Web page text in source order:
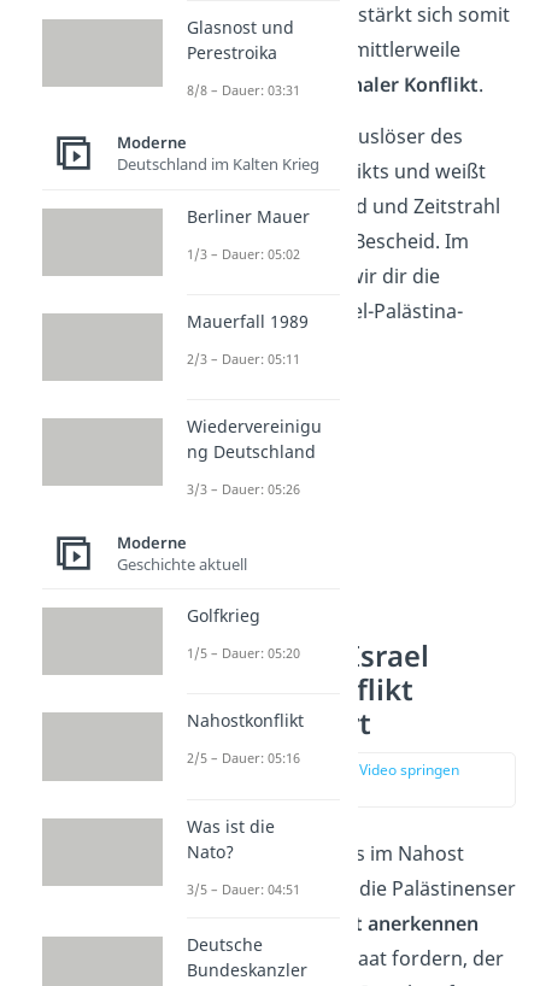
Palästina Konflikt verstärkt sich somit
immer mehr und ist mittlerweile
sogar eininternationaler Konflikt.
Jetzt kennst du den Auslöser des
Israel Palästina Konflikts und weißt
über den Hintergrund und Zeitstrahl
des Nahostkonflikts Bescheid. Im
Folgenden erklären wir dir die
Streitpunkteim Israel-Palästina-
Streitpunkte Israel
Palästina Konflikt
einfach erklärt
zur Stelle im Video springen
Grundsätzlich geht es im Nahost
Konflikt darum, dass die Palästinenser
Israel nicht anerkennen
und einen eigenen Staat fordern, der
Glasnost und
Perestroika
8/8 – Dauer: 03:31
Moderne
Deutschland im Kalten Krieg
Berliner Mauer
1/3 – Dauer: 05:02
Mauerfall 1989
2/3 – Dauer: 05:11
Wiedervereinigu
ng Deutschland
3/3 – Dauer: 05:26
Moderne
Geschichte aktuell
Golfkrieg
1/5 – Dauer: 05:20
Nahostkonflikt
2/5 – Dauer: 05:16
Was ist die
Nato?
3/5 – Dauer: 04:51
Deutsche
Bundeskanzler